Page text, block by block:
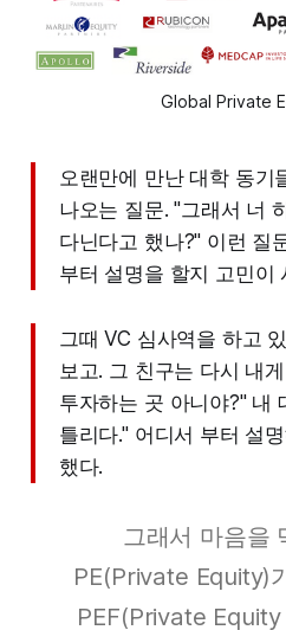
Global Private
오랜만에 만난 대학 동기
나오는 질문. "그래서 너
다닌다고 했나?" 이런 질
부터 설명을 할지 고민이
그때 VC 심사역을 하고
보고. 그 친구는 다시 내
투자하는 곳 아니야?" 내
틀리다." 어디서 부터 설
했다.
그래서 마음을
PE(Private Equity)
PEF(Private